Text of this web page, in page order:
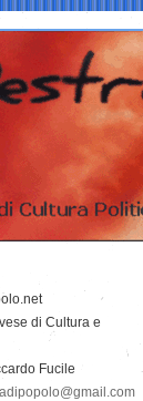
di Cultura e
Fucile